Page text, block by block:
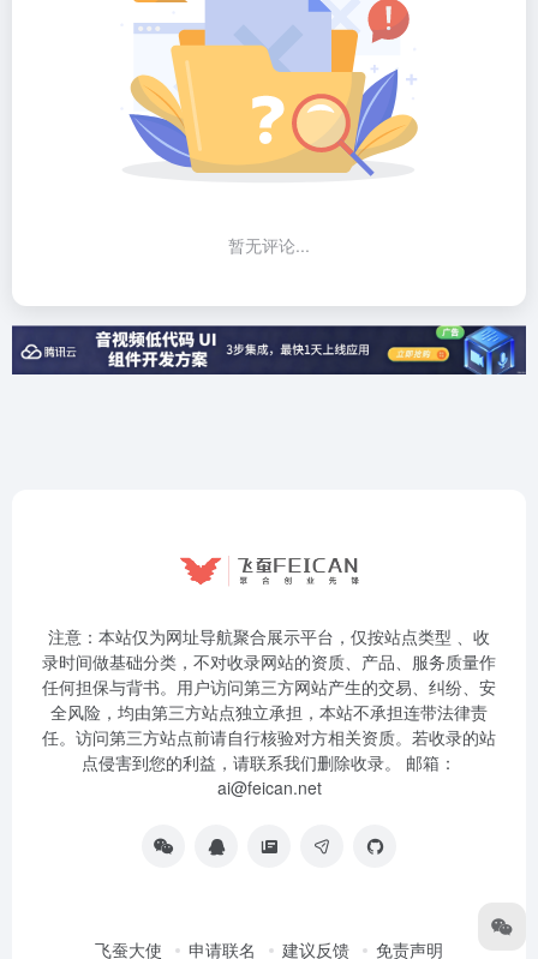
暂无评论...
注意：本站仅为网址导航聚合展示平台，仅按站点类型 、收
录时间做基础分类，不对收录网站的资质、产品、服务质量作
任何担保与背书。用户访问第三方网站产生的交易、纠纷、安
全风险，均由第三方站点独立承担，本站不承担连带法律责
任。访问第三方站点前请自行核验对方相关资质。若收录的站
点侵害到您的利益，请联系我们删除收录。 邮箱：
ai@feican.net
飞蚕大使 申请联名 建议反馈 免责声明